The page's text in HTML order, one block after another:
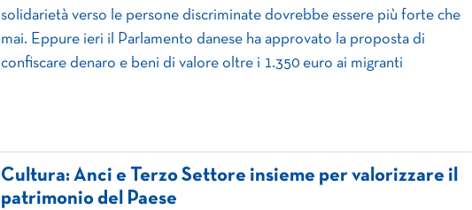
solidarietà verso le persone discriminate dovrebbe essere più forte che
mai. Eppure ieri il Parlamento danese ha approvato la proposta di
confiscare denaro e beni di valore oltre i 1.350 euro ai migranti
Cultura: Anci e Terzo Settore insieme per valorizzare il
patrimonio del Paese